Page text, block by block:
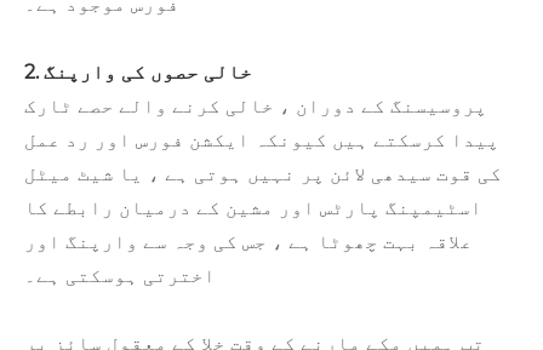
2. خالی حصوں کی وارپنگ
پروسیسنگ کے دوران ، خالی کرنے والے حصے ٹارک
پیدا کرسکتے ہیں کیونکہ ایکشن فورس اور رد عمل
کی قوت سیدھی لائن پر نہیں ہوتی ہے ، یا شیٹ میٹل
اسٹیمپنگ پارٹس اور مشین کے درمیان رابطے کا
علاقہ بہت چھوٹا ہے ، جس کی وجہ سے وارپنگ اور
اخترتی ہوسکتی ہے۔
تب ہمیں مکے مارنے کے وقت خلا کے معقول سائز پر